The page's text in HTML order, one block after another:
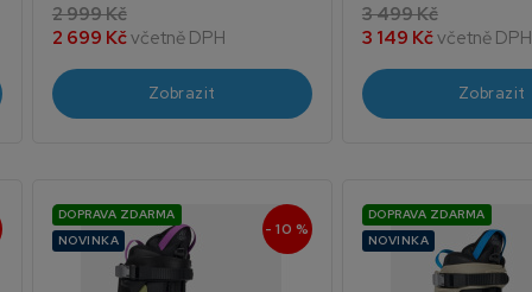
2 999 Kč
2 699 Kčvčetně DPH
Zobrazit
3 499 Kč
3 149 Kčvčetně DPH
Zobrazit
DOPRAVA ZDARMA
NOVINKA
- 10 %
DOPRAVA ZDARMA
NOVINKA